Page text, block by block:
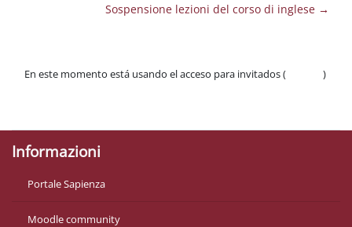
Sospensione lezioni del corso di inglese →
En este momento está usando el acceso para invitados (
)
Informazioni
Portale Sapienza
Moodle community